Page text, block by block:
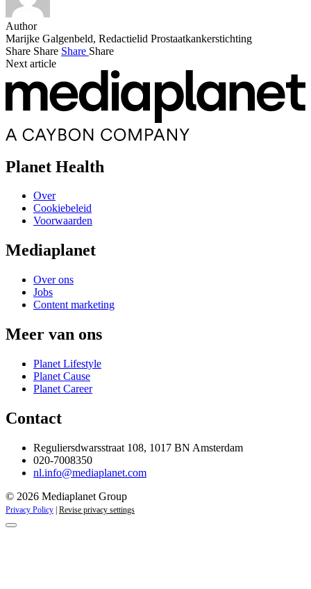
Author
Marijke Galgenbeld, Redactielid Prostaatkankerstichting
Share Share Share Share
Next article
Planet Health
Over
Cookiebeleid
Voorwaarden
Mediaplanet
Over ons
Jobs
Content marketing
Meer van ons
Planet Lifestyle
Planet Cause
Planet Career
Contact
Reguliersdwarsstraat 108, 1017 BN Amsterdam
020-7008350
nl.info@mediaplanet.com
© 2026 Mediaplanet Group
Privacy Policy Revise privacy settings